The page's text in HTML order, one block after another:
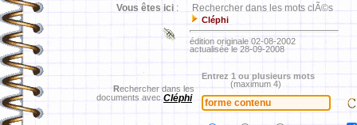
Vous êtes ici : Rechercher dans les mots clÃ©s
Cléphi
édition originale 02-08-2002
actualisée le 28-09-2008
Rechercher dans les
documents avec Cléphi
Entrez 1 ou plusieurs mots
(maximum 4)